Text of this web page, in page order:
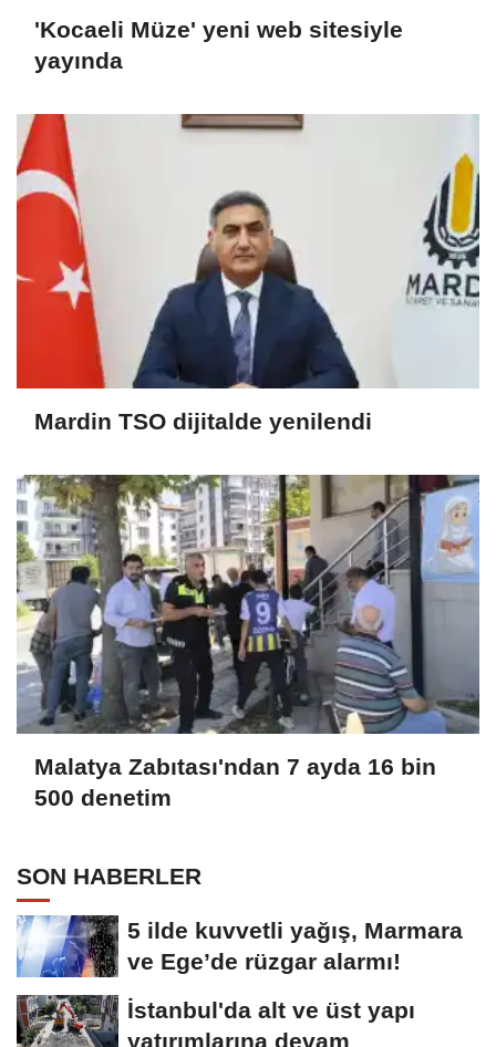
'Kocaeli Müze' yeni web sitesiyle
yayında
Mardin TSO dijitalde yenilendi
Malatya Zabıtası'ndan 7 ayda 16 bin
500 denetim
SON HABERLER
5 ilde kuvvetli yağış, Marmara
ve Ege’de rüzgar alarmı!
İstanbul'da alt ve üst yapı
yatırımlarına devam